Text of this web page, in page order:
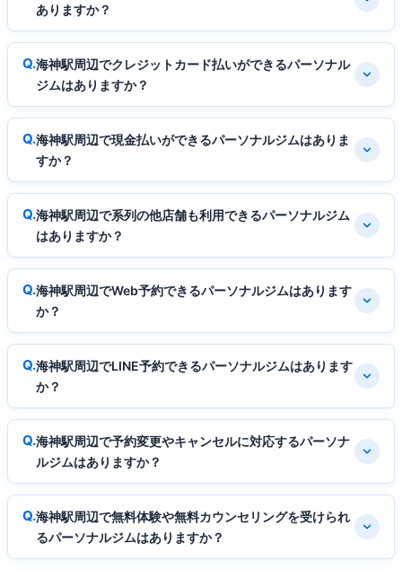
ありますか？
海神駅周辺でクレジットカード払いができるパーソナル
ジムはありますか？
海神駅周辺で現金払いができるパーソナルジムはありま
すか？
海神駅周辺で系列の他店舗も利用できるパーソナルジム
はありますか？
海神駅周辺でWeb予約できるパーソナルジムはあります
か？
海神駅周辺でLINE予約できるパーソナルジムはあります
か？
海神駅周辺で予約変更やキャンセルに対応するパーソナ
ルジムはありますか？
海神駅周辺で無料体験や無料カウンセリングを受けられ
るパーソナルジムはありますか？